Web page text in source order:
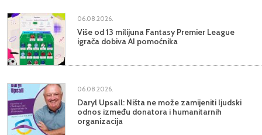
06.08.2026.
Više od 13 milijuna Fantasy Premier League
igrača dobiva AI pomoćnika
06.08.2026.
Daryl Upsall: Ništa ne može zamijeniti ljudski
odnos između donatora i humanitarnih
organizacija